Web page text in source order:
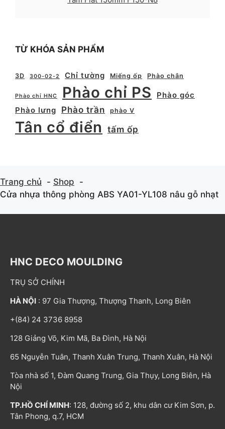
TỪ KHÓA SẢN PHẨM
3D 300-02-2 Chỉ tường Miếng ốp Phào chân
Phào chỉ HNC Phào chỉ PS
Phào góc
Phào lưng
Phào trần phào V
Tân cổ điển tấm ốp
Trang chủ
Shop
Cửa nhựa thông phòng ABS YA01-YL108 nâu gỗ nhạt
HNC DECO MOULDING
TRỤ SỞ CHÍNH
HÀ NỘI : 97 Gia Thượng, Thượng Thanh, Long Biên
+(84) 24 3736 8958
128 Giảng Võ, Kim Mã, Ba Đình, Hà Nội
65 Nguyễn Tuân, Thanh Xuân Trung, Thanh Xuân, Hà Nội
Tòa nhà số 1, Đàm Quang Trung, Gia Thụy, Long Biên, Hà
Nội
TP.HỒ CHÍ MINH: 128, đường số 2, khu dân cư Kim Sơn, p.
Tân Phong, q.7, HCM